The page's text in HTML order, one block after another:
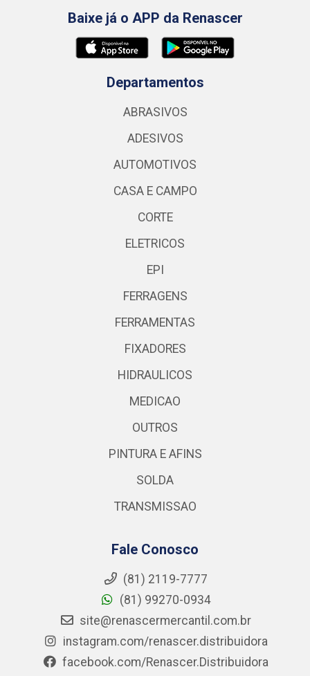
Baixe já o APP da Renascer
Departamentos
ABRASIVOS
ADESIVOS
AUTOMOTIVOS
CASA E CAMPO
CORTE
ELETRICOS
EPI
FERRAGENS
FERRAMENTAS
FIXADORES
HIDRAULICOS
MEDICAO
OUTROS
PINTURA E AFINS
SOLDA
TRANSMISSAO
Fale Conosco
(81) 2119-7777
(81) 99270-0934
site@renascermercantil.com.br
instagram.com/renascer.distribuidora
facebook.com/Renascer.Distribuidora